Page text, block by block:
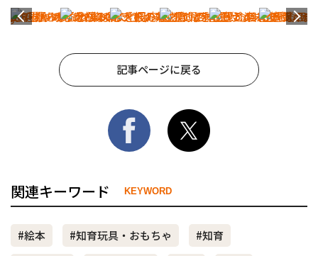
記事ページに戻る
関連キーワード KEYWORD
#絵本 #知育玩具・おもちゃ
#知育